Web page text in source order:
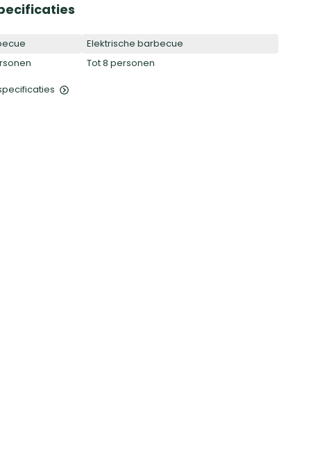
Elektrische barbecue
Tot 8 personen